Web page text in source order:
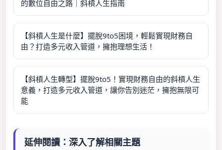
的數位自由之路｜斜槓人生指南
【斜槓人生是什麼】擺脫9to5困境，輕鬆實現財務自
由？打造多元收入管道，擁抱理想生活！
【斜槓人生轉型】擺脫9to5！實現財務自由的斜槓人生
意義，打造多元收入管道，讓你告別迷茫，擁抱無限可
能
延伸閱讀：深入了解相關主題